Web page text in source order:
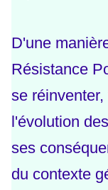
D'une
Résistance
se
l'évolution
ses
du contexte